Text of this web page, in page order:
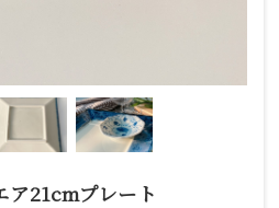
ア21cmプレート